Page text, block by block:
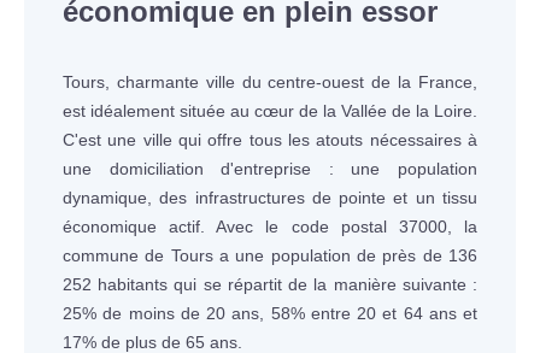
économique en plein essor
Tours, charmante ville du centre-ouest de la France,
est idéalement située au cœur de la Vallée de la Loire.
C'est une ville qui offre tous les atouts nécessaires à
une domiciliation d'entreprise : une population
dynamique, des infrastructures de pointe et un tissu
économique actif. Avec le code postal 37000, la
commune de Tours a une population de près de 136
252 habitants qui se répartit de la manière suivante :
25% de moins de 20 ans, 58% entre 20 et 64 ans et
17% de plus de 65 ans.